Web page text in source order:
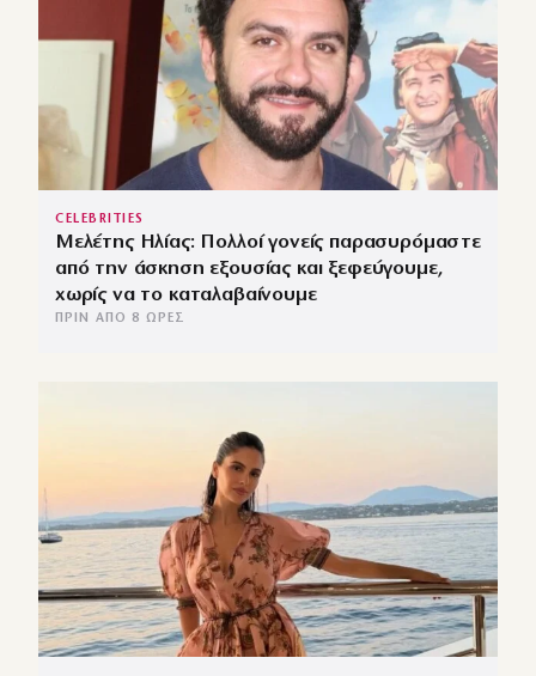
CELEBRITIES
Μελέτης Ηλίας: Πολλοί γονείς παρασυρόμαστε
από την άσκηση εξουσίας και ξεφεύγουμε,
χωρίς να το καταλαβαίνουμε
ΠΡΙΝ ΑΠΌ 8 ΏΡΕΣ